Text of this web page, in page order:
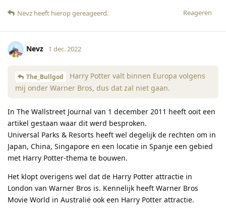
Reageren
Nevz heeft hierop gereageerd.
Nevz 1 dec. 2022
The_Bullgod
Harry Potter valt binnen Europa volgens
mij onder Warner Bros, dus dat zal niet gaan.
In The Wallstreet Journal van 1 december 2011 heeft ooit een
artikel gestaan waar dit werd besproken.
Universal Parks & Resorts heeft wel degelijk de rechten om in
Japan, China, Singapore en een locatie in Spanje een gebied
met Harry Potter-thema te bouwen.
Het klopt overigens wel dat de Harry Potter attractie in
London van Warner Bros is. Kennelijk heeft Warner Bros
Movie World in Australië ook een Harry Potter attractie.